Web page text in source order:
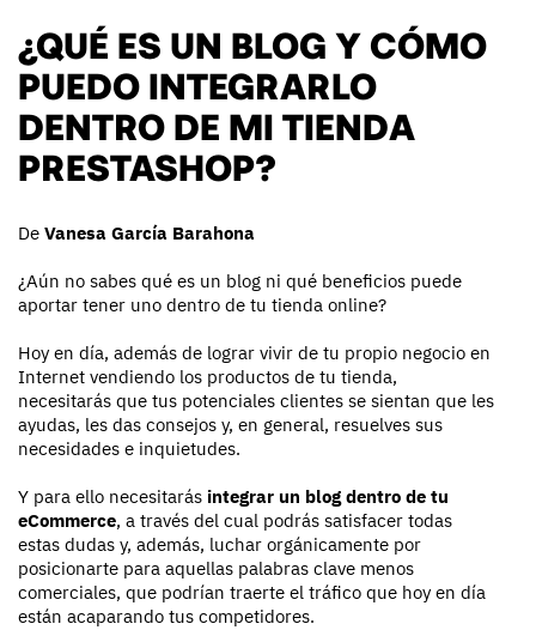
¿QUÉ ES UN BLOG Y CÓMO
PUEDO INTEGRARLO
DENTRO DE MI TIENDA
PRESTASHOP?
De Vanesa García Barahona
¿Aún no sabes qué es un blog ni qué beneficios puede
aportar tener uno dentro de tu tienda online?
Hoy en día, además de lograr vivir de tu propio negocio en
Internet vendiendo los productos de tu tienda,
necesitarás que tus potenciales clientes se sientan que les
ayudas, les das consejos y, en general, resuelves sus
necesidades e inquietudes.
Y para ello necesitarás integrar un blog dentro de tu
eCommerce, a través del cual podrás satisfacer todas
estas dudas y, además, luchar orgánicamente por
posicionarte para aquellas palabras clave menos
comerciales, que podrían traerte el tráfico que hoy en día
están acaparando tus competidores.